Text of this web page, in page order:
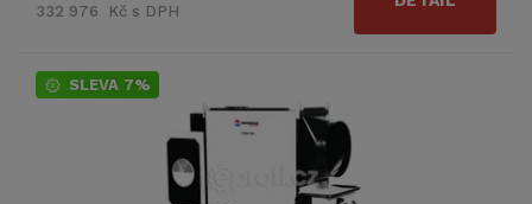
332 976 Kč s DPH
SLEVA 7%